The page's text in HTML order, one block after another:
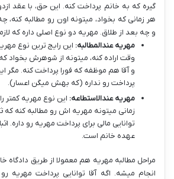
گیره که به خانم پرداخت کنه. این حق، با عقد
هر زمانی که بخواد، میتونه اون رو مطالبه
و چه بعد از طلاق. مهریه دو نوع اصلی داره که
مهریه عندالمطالبه: این رایج ترین نوع
وقت اراده کنه، میتونه از شوهرش بخواد
و آقا هم موظفه که فورا پرداخت کنه. مگر
پرداخت رو نداره (که بهش میگن اعسار).
مهریه عندالاستطاعه: این نوع مهریه
زمانی میتونه مهریه اش رو مطالبه کنه
توانایی مالی برای پرداخت مهریه رو داره.
عهده خانم است.
مراحل مطالبه مهریه هم معمولا از طریق دادگاه
انجام میشه. اگه آقا توانایی پرداخت مهریه